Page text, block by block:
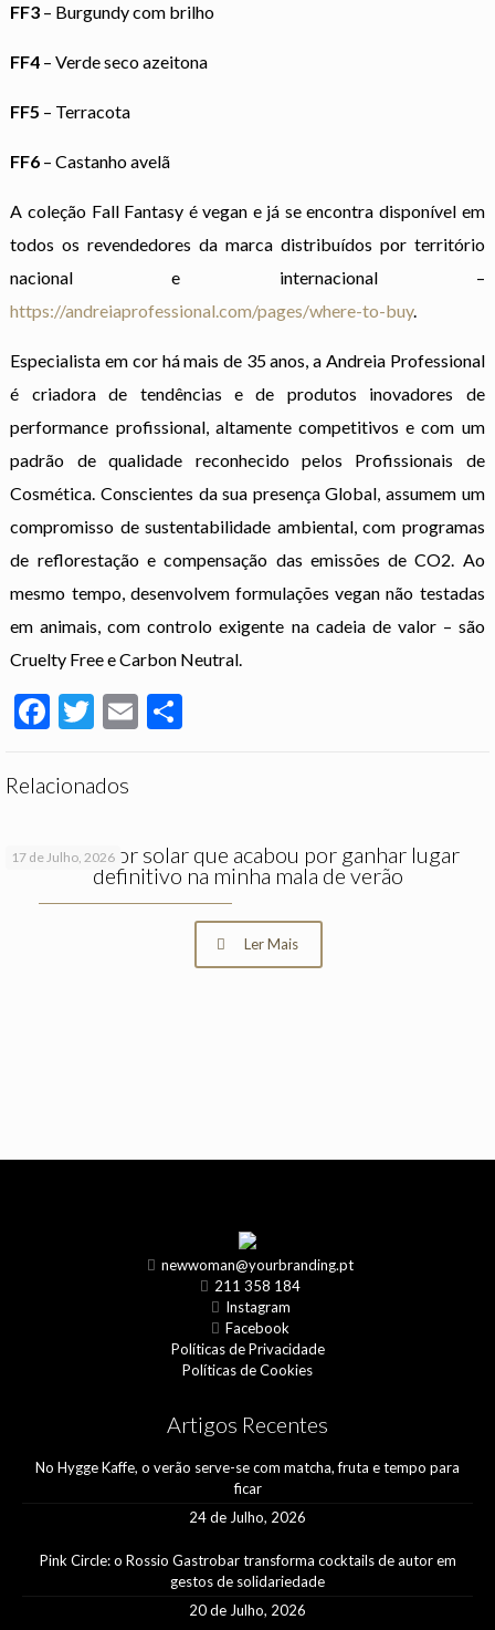
FF3 – Burgundy com brilho
FF4 – Verde seco azeitona
FF5 – Terracota
FF6 – Castanho avelã
A coleção Fall Fantasy é vegan e já se encontra disponível em
todos os revendedores da marca distribuídos por território
nacional e internacional –
https://andreiaprofessional.com/pages/where-to-buy.
Especialista em cor há mais de 35 anos, a Andreia Professional
é criadora de tendências e de produtos inovadores de
performance profissional, altamente competitivos e com um
padrão de qualidade reconhecido pelos Profissionais de
Cosmética. Conscientes da sua presença Global, assumem um
compromisso de sustentabilidade ambiental, com programas
de reflorestação e compensação das emissões de CO2. Ao
mesmo tempo, desenvolvem formulações vegan não testadas
em animais, com controlo exigente na cadeia de valor – são
Cruelty Free e Carbon Neutral.
Facebook
Twitter
Email
Relacionados
17 de Julho, 2026
O protetor solar que acabou por ganhar lugar
definitivo na minha mala de verão
Ler Mais
newwoman@yourbranding.pt
211 358 184
Instagram
Facebook
Políticas de Privacidade
Políticas de Cookies
Artigos Recentes
No Hygge Kaffe, o verão serve-se com matcha, fruta e tempo para
ficar
24 de Julho, 2026
Pink Circle: o Rossio Gastrobar transforma cocktails de autor em
gestos de solidariedade
20 de Julho, 2026